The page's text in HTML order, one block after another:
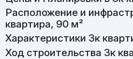
Расположение и
квартира, 90 м²
Характеристики 3к
Ход строительства 3к